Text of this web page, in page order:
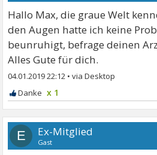
Hallo Max, die graue Welt
den Augen hatte ich keine
beunruhigt, befrage deinen
Alles Gute für dich.
04.01.2019 22:12 •
x 1
E Ex-Mitglied
Gast